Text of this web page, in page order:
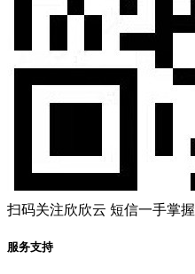
扫码关注欣欣云 短信一手掌握
服务支持